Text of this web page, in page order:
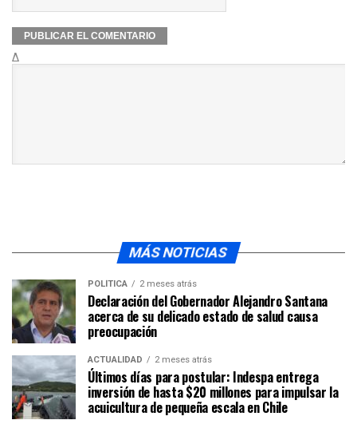
Δ
MÁS NOTICIAS
POLÍTICA 2 meses atrás
Declaración del Gobernador Alejandro Santana
acerca de su delicado estado de salud causa
preocupación
ACTUALIDAD 2 meses atrás
Últimos días para postular: Indespa entrega
inversión de hasta $20 millones para impulsar la
acuicultura de pequeña escala en Chile